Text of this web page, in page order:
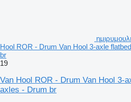
Hool ROR - Drum Van Hool 3-axle
br
19
Van Hool ROR - Drum Van Hool 3-
axles - Drum br